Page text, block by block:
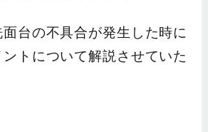
台の不具合が発生した時に
トについて解説させていた